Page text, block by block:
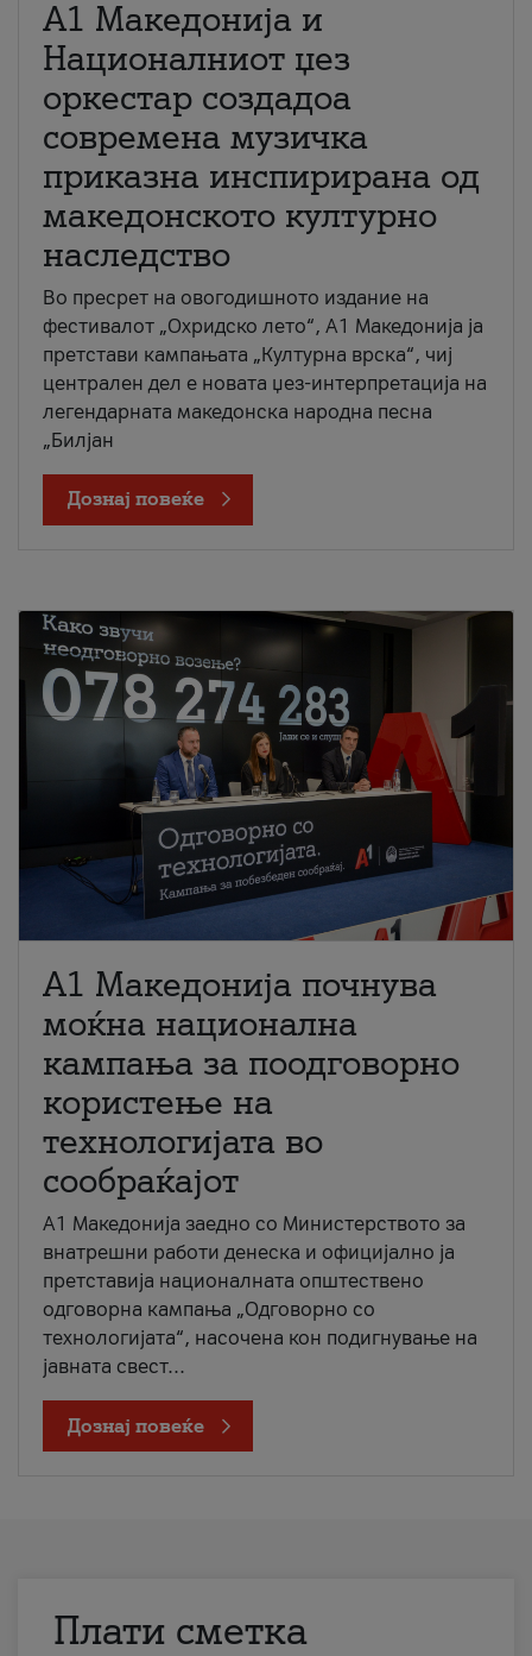
А1 Македонија и
Националниот џез
оркестар создадоа
современа музичка
приказна инспирирана од
македонското културно
наследство
Во пресрет на овогодишното издание на
фестивалот „Охридско лето“, А1 Македонија ја
претстави кампањата „Културна врска“, чиј
централен дел е новата џез-интерпретација на
легендарната македонска народна песна
„Билјан
Дознај повеќе
A1 Македонија почнува
моќна национална
кампања за поодговорно
користење на
технологијата во
сообраќајот
A1 Македонија заедно со Министерството за
внатрешни работи денеска и официјално ја
претставија националната општествено
одговорна кампања „Одговорно со
технологијата“, насочена кон подигнување на
јавната свест...
Дознај повеќе
Плати сметка